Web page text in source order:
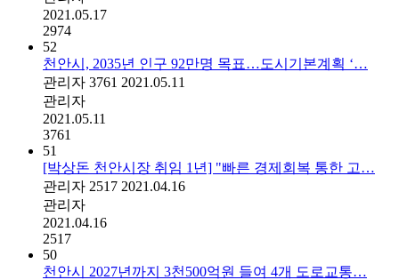
2021.05.17
2974
52
천안시, 2035년 인구 92만명 목표…도시기본계획 ‘…
관리자 3761 2021.05.11
관리자
2021.05.11
3761
51
[박상돈 천안시장 취임 1년] "빠른 경제회복 통한 고…
관리자 2517 2021.04.16
관리자
2021.04.16
2517
50
천안시 2027년까지 3천500억원 들여 4개 도로교통…